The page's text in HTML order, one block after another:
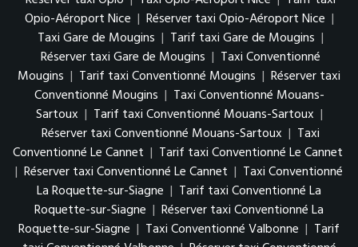
Opio-Aéroport Nice | Réserver taxi Opio-Aéroport Nice |
Taxi Gare de Mougins | Tarif taxi Gare de Mougins |
Réserver taxi Gare de Mougins | Taxi Conventionné
Mougins | Tarif taxi Conventionné Mougins | Réserver taxi
Conventionné Mougins | Taxi Conventionné Mouans-
Sartoux | Tarif taxi Conventionné Mouans-Sartoux |
Réserver taxi Conventionné Mouans-Sartoux | Taxi
Conventionné Le Cannet | Tarif taxi Conventionné Le Cannet
| Réserver taxi Conventionné Le Cannet | Taxi Conventionné
La Roquette-sur-Siagne | Tarif taxi Conventionné La
Roquette-sur-Siagne | Réserver taxi Conventionné La
Roquette-sur-Siagne | Taxi Conventionné Valbonne | Tarif